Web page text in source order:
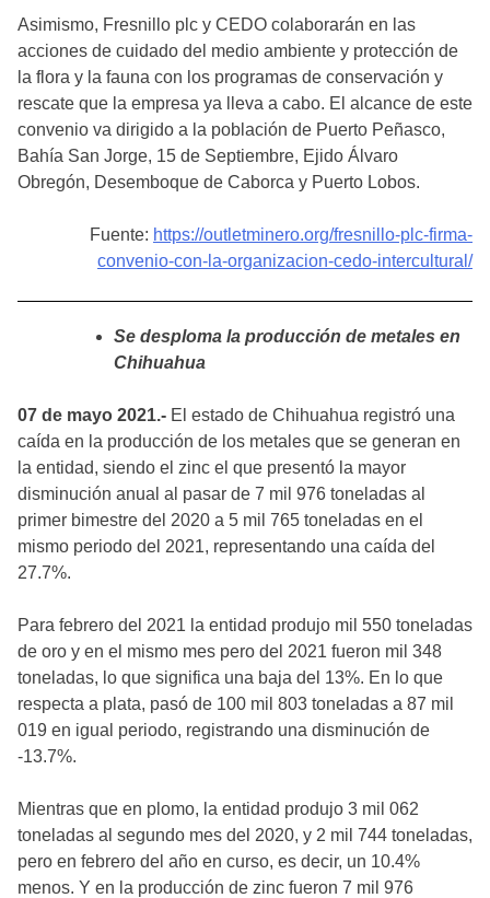
Asimismo, Fresnillo plc y CEDO colaborarán en las
acciones de cuidado del medio ambiente y protección de
la flora y la fauna con los programas de conservación y
rescate que la empresa ya lleva a cabo. El alcance de este
convenio va dirigido a la población de Puerto Peñasco,
Bahía San Jorge, 15 de Septiembre, Ejido Álvaro
Obregón, Desemboque de Caborca y Puerto Lobos.
Fuente: https://outletminero.org/fresnillo-plc-firma-
convenio-con-la-organizacion-cedo-intercultural/
Se desploma la producción de metales en
Chihuahua
07 de mayo 2021.- El estado de Chihuahua registró una
caída en la producción de los metales que se generan en
la entidad, siendo el zinc el que presentó la mayor
disminución anual al pasar de 7 mil 976 toneladas al
primer bimestre del 2020 a 5 mil 765 toneladas en el
mismo periodo del 2021, representando una caída del
27.7%.
Para febrero del 2021 la entidad produjo mil 550 toneladas
de oro y en el mismo mes pero del 2021 fueron mil 348
toneladas, lo que significa una baja del 13%. En lo que
respecta a plata, pasó de 100 mil 803 toneladas a 87 mil
019 en igual periodo, registrando una disminución de
-13.7%.
Mientras que en plomo, la entidad produjo 3 mil 062
toneladas al segundo mes del 2020, y 2 mil 744 toneladas,
pero en febrero del año en curso, es decir, un 10.4%
menos. Y en la producción de zinc fueron 7 mil 976